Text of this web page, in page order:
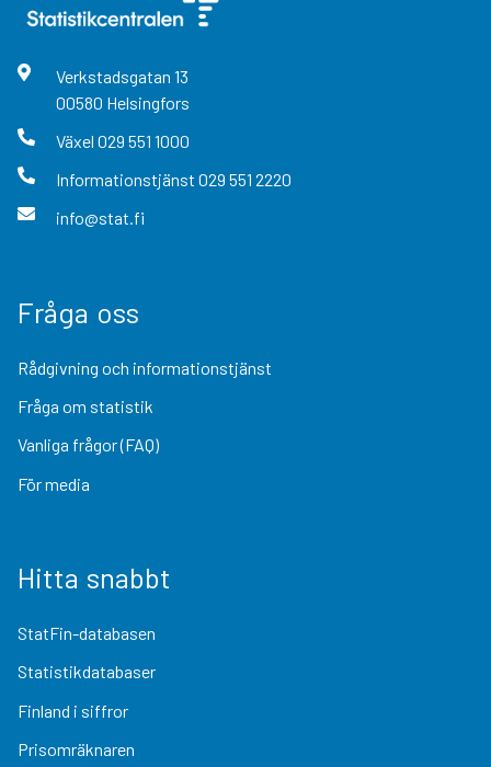
Verkstadsgatan 13
00580 Helsingfors
Växel 029 551 1000
Informationstjänst 029 551 2220
info@stat.fi
Fråga oss
Rådgivning och informationstjänst
Fråga om statistik
Vanliga frågor (FAQ)
För media
Hitta snabbt
StatFin-databasen
Statistikdatabaser
Finland i siffror
Prisomräknaren